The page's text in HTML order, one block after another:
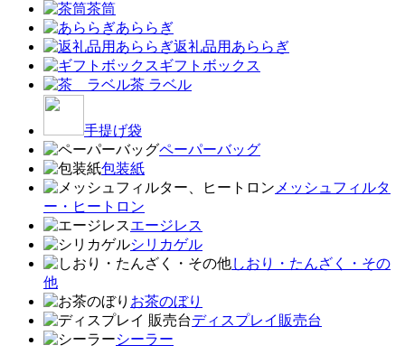
茶筒
あららぎ
返礼品用あららぎ
ギフトボックス
茶 ラベル
手提げ袋
ペーパーバッグ
包装紙
メッシュフィルタ
ー・ヒートロン
エージレス
シリカゲル
しおり・たんざく・その
他
お茶のぼり
ディスプレイ販売台
シーラー